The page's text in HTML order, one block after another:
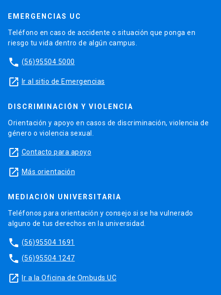
EMERGENCIAS UC
Teléfono en caso de accidente o situación que ponga en
riesgo tu vida dentro de algún campus.
phone (56)95504 5000
launch Ir al sitio de Emergencias
DISCRIMINACIÓN Y VIOLENCIA
Orientación y apoyo en casos de discriminación, violencia de
género o violencia sexual.
launch Contacto para apoyo
launch Más orientación
MEDIACIÓN UNIVERSITARIA
Teléfonos para orientación y consejo si se ha vulnerado
alguno de tus derechos en la universidad.
phone (56)95504 1691
phone (56)95504 1247
launch Ir a la Oficina de Ombuds UC